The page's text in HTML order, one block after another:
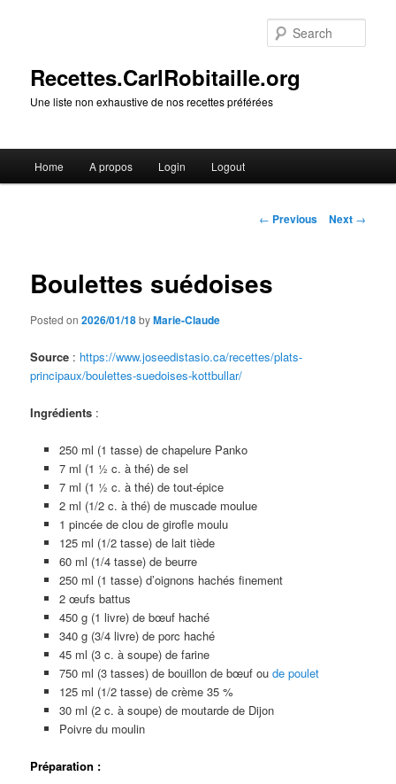
Recettes.CarlRobitaille.org
Une liste non exhaustive de nos recettes préférées
Home A propos Login Logout
Post
← Previous Next →
Boulettes suédoises
Posted on2026/01/18byMarie-Claude
Source : https://www.joseedistasio.ca/recettes/plats-
principaux/boulettes-suedoises-kottbullar/
Ingrédients :
250 ml (1 tasse) de chapelure Panko
7 ml (1 ½ c. à thé) de sel
7 ml (1 ½ c. à thé) de tout-épice
2 ml (1/2 c. à thé) de muscade moulue
1 pincée de clou de girofle moulu
125 ml (1/2 tasse) de lait tiède
60 ml (1/4 tasse) de beurre
250 ml (1 tasse) d’oignons hachés finement
2 œufs battus
450 g (1 livre) de bœuf haché
340 g (3/4 livre) de porc haché
45 ml (3 c. à soupe) de farine
750 ml (3 tasses) de bouillon de bœuf ou de poulet
125 ml (1/2 tasse) de crème 35 %
30 ml (2 c. à soupe) de moutarde de Dijon
Poivre du moulin
Préparation :